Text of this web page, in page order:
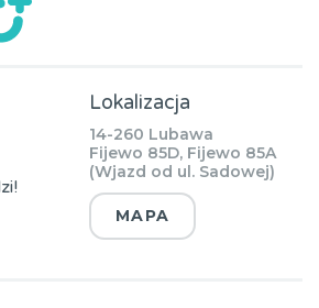
Lokalizacja
14-260 Lubawa
Fijewo 85D, Fijewo 85A
(Wjazd od ul. Sadowej)
MAPA